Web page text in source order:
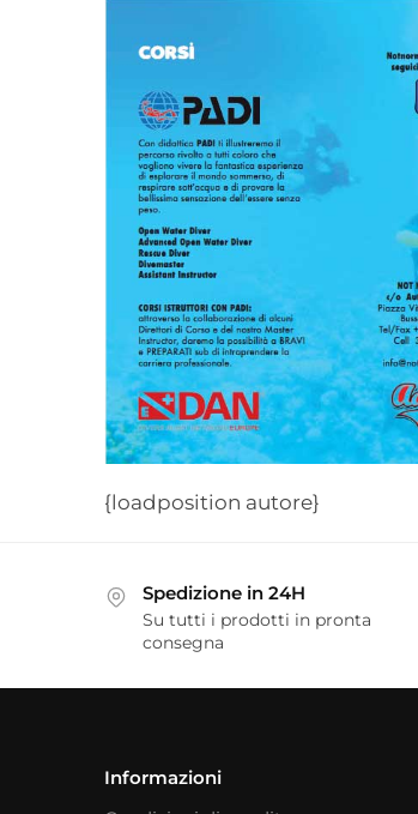
{loadposition autore}
Spedizione in 24H
Su tutti i prodotti in pronta
consegna
Informazioni